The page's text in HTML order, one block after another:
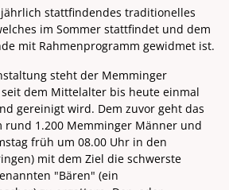
stattfindendes traditionelles
im Sommer stattfindet und dem
mit Rahmenprogramm gewidmet ist.
steht der Memminger
dem Mittelalter bis heute einmal
gereinigt wird. Dem zuvor geht das
rund 1.200 Memminger Männer und
früh um 08.00 Uhr in den
mit dem Ziel die schwerste
"Bären" (ein